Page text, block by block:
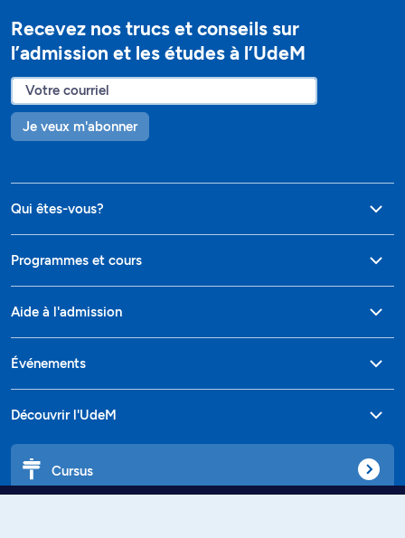
Recevez nos trucs et conseils sur
l’admission et les études à l’UdeM
Je veux m'abonner
Qui êtes-vous?
Programmes et cours
Aide à l'admission
Événements
Découvrir l'UdeM
Cursus